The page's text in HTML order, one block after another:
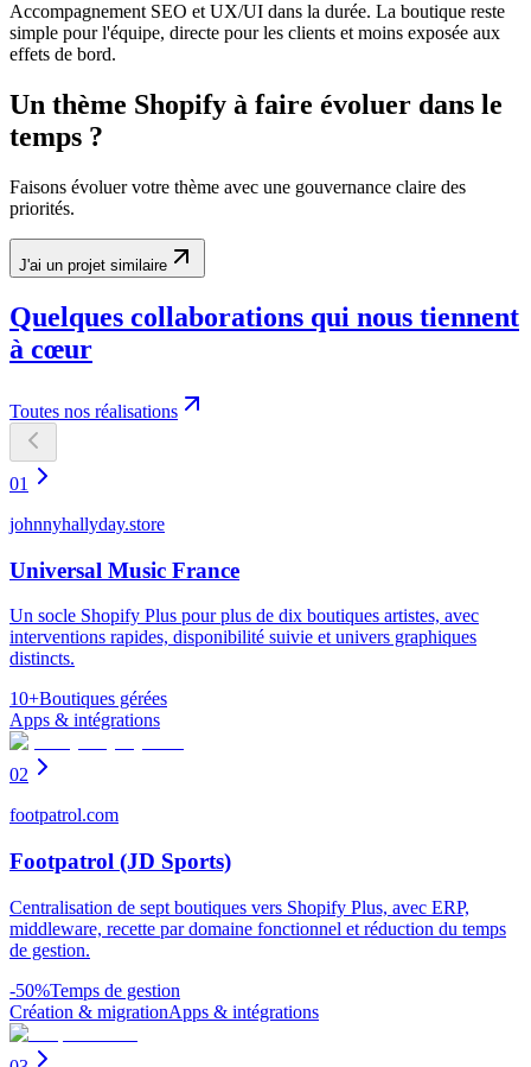
Accompagnement SEO et UX/UI dans la durée. La boutique reste
simple pour l'équipe, directe pour les clients et moins exposée aux
effets de bord.
Un thème Shopify à faire évoluer dans le
temps ?
Faisons évoluer votre thème avec une gouvernance claire des
priorités.
J'ai un projet similaire
Quelques collaborations qui nous tiennent
à cœur
Toutes nos réalisations
01
johnnyhallyday.store
Universal Music France
Un socle Shopify Plus pour plus de dix boutiques artistes, avec
interventions rapides, disponibilité suivie et univers graphiques
distincts.
10+Boutiques gérées
Apps & intégrations
02
footpatrol.com
Footpatrol (JD Sports)
Centralisation de sept boutiques vers Shopify Plus, avec ERP,
middleware, recette par domaine fonctionnel et réduction du temps
de gestion.
-50%Temps de gestion
Création & migrationApps & intégrations